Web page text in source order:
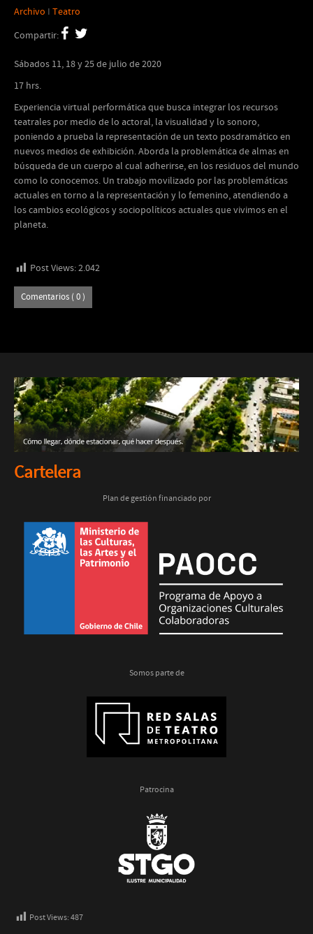
Archivo I Teatro
Compartir:
Sábados 11, 18 y 25 de julio de 2020
17 hrs.
Experiencia virtual performática que busca integrar los recursos
teatrales por medio de lo actoral, la visualidad y lo sonoro,
poniendo a prueba la representación de un texto posdramático en
nuevos medios de exhibición. Aborda la problemática de almas en
búsqueda de un cuerpo al cual adherirse, en los residuos del mundo
como lo conocemos. Un trabajo movilizado por las problemáticas
actuales en torno a la representación y lo femenino, atendiendo a
los cambios ecológicos y sociopolíticos actuales que vivimos en el
planeta.
Post Views:2.042
Comentarios ( 0 )
Cartelera
Plan de gestión financiado por
Somos parte de
Patrocina
Post Views:487